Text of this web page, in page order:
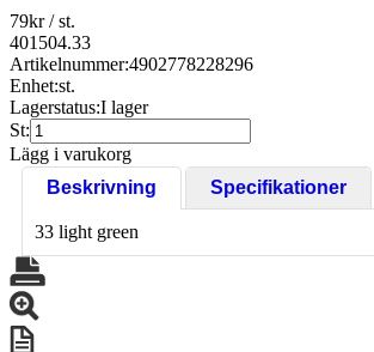
79kr/ st.
401504.33
Artikelnummer:4902778228296
Enhet:st.
Lagerstatus:I lager
St:
Lägg i varukorg
Beskrivning
Specifikationer
33 light green